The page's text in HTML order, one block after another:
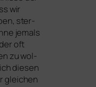
wir
ster­
jemals
oft
zu wol­
die­sen
glei­chen